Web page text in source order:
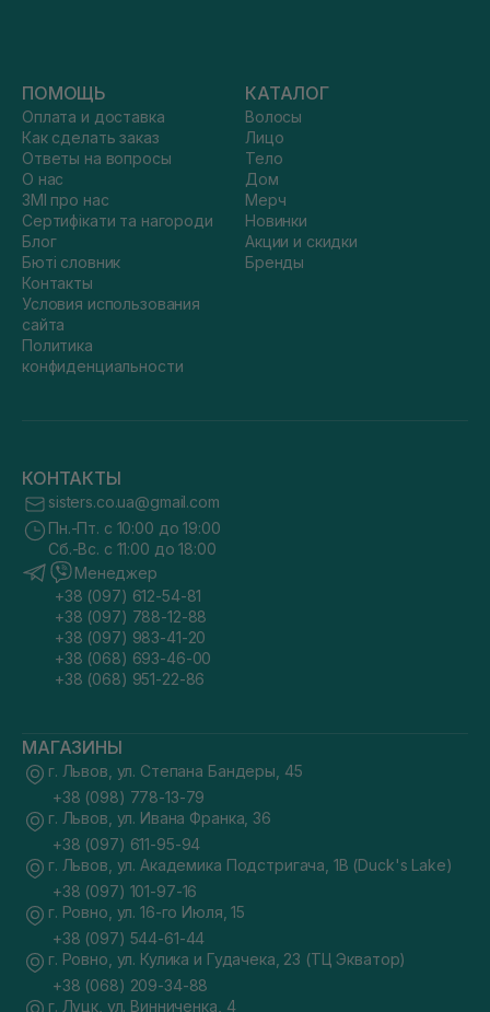
ПОМОЩЬ
Оплата и доставка
Как сделать заказ
Ответы на вопросы
О нас
ЗМІ про нас
Сертифікати та нагороди
Блог
Бюті словник
Контакты
Условия использования
сайта
Политика
конфиденциальности
КАТАЛОГ
Волосы
Лицо
Тело
Дом
Мерч
Новинки
Акции и скидки
Бренды
КОНТАКТЫ
sisters.co.ua@gmail.com
Пн.-Пт. с 10:00 до 19:00
Сб.-Вс. с 11:00 до 18:00
Менеджер
+38 (097) 612-54-81
+38 (097) 788-12-88
+38 (097) 983-41-20
+38 (068) 693-46-00
+38 (068) 951-22-86
МАГАЗИНЫ
г. Львов, ул. Степана Бандеры, 45
+38 (098) 778-13-79
г. Львов, ул. Ивана Франка, 36
+38 (097) 611-95-94
г. Львов, ул. Академика Подстригача, 1В (Duck's Lake)
+38 (097) 101-97-16
г. Ровно, ул. 16-го Июля, 15
+38 (097) 544-61-44
г. Ровно, ул. Кулика и Гудачека, 23 (ТЦ Экватор)
+38 (068) 209-34-88
г. Луцк, ул. Винниченка, 4